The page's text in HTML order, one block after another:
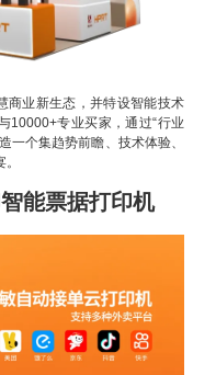
商业新生态，并特设智能技术
10000+专业买家，通过“行业
一个集趋势前瞻、技术体验、
能票据打印机